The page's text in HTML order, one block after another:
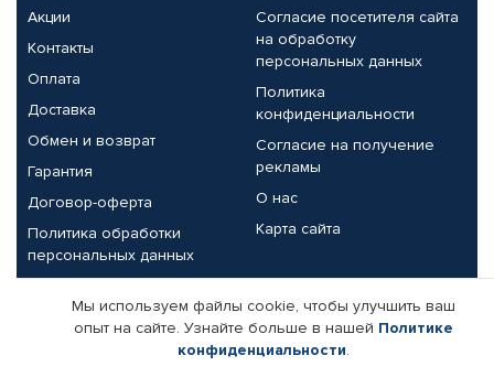
Акции
Контакты
Оплата
Доставка
Обмен и возврат
Гарантия
Договор-оферта
Политика обработки
персональных данных
Согласие посетителя сайта
на обработку
персональных данных
Политика
конфиденциальности
Согласие на получение
рекламы
О нас
Карта сайта
Партнерам
Корпоративным клиентам
Реквизиты компании
Мы используем файлы cookie, чтобы улучшить ваш
опыт на сайте. Узнайте больше в нашей Политике
конфиденциальности.